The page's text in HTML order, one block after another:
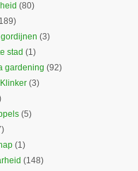
(80)
(3)
stad (1)
gardening (92)
(3)
(5)
(1)
(148)